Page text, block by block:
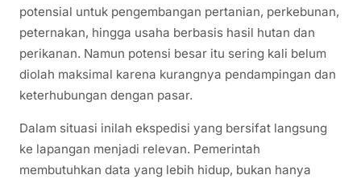
potensial untuk pengembangan pertanian, perkebunan,
peternakan, hingga usaha berbasis hasil hutan dan
perikanan. Namun potensi besar itu sering kali belum
diolah maksimal karena kurangnya pendampingan dan
keterhubungan dengan pasar.
Dalam situasi inilah ekspedisi yang bersifat langsung
ke lapangan menjadi relevan. Pemerintah
membutuhkan data yang lebih hidup, bukan hanya